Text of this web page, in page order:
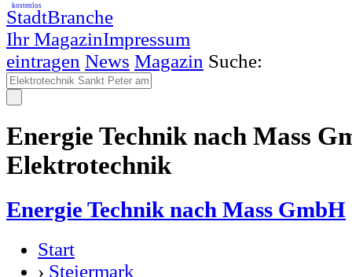
StadtBranche
Ihr MagazinImpressum
kostenlos
eintragen News Magazin Suche:
Energie Technik nach Mass
Elektrotechnik
Energie Technik nach Mass GmbH
Start
› Steiermark